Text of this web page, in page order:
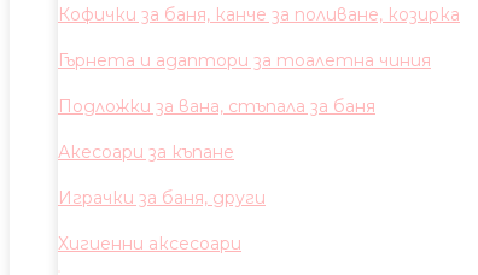
Кофички за баня, канче за поливане, козирка
Гърнета и адаптори за тоалетна чиния
Подложки за вана, стъпала за баня
Акесоари за къпане
Играчки за баня, други
Хигиенни аксесоари